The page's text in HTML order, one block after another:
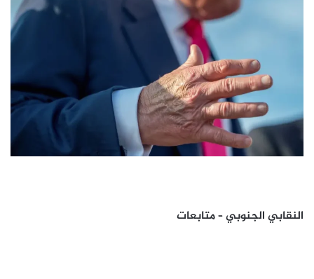
النقابي الجنوبي – متابعات